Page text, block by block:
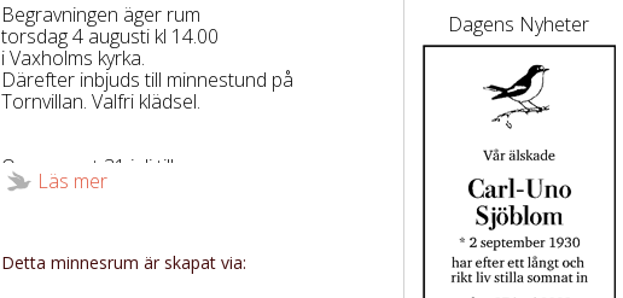
Begravningen äger rum
torsdag 4 augusti kl 14.00
i Vaxholms kyrka.
Därefter inbjuds till minnestund på
Tornvillan. Valfri klädsel.
Osa senast 31 juli till
08-255 400 eller via
Läs mer
Detta minnesrum är skapat via:
Dagens Nyheter